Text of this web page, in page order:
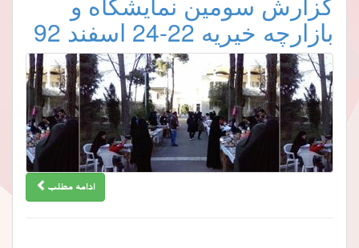
بازارچه خیریه 22-24 اسفند 92
ادامه مطلب